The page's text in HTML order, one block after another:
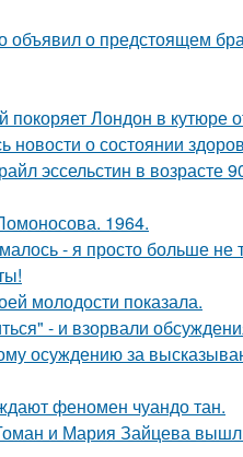
о предстоящем
Лондон в кутюре
о состоянии
эссельстин в
1964.
- я просто больше не
молодости показала.
- и взорвали
осуждению за
феномен чуандо тан.
и Мария Зайцева